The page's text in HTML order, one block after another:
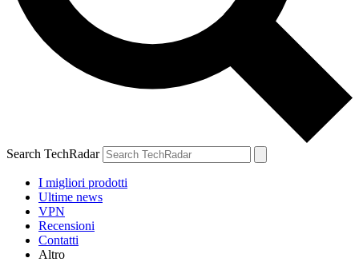
Search TechRadar
I migliori prodotti
Ultime news
VPN
Recensioni
Contatti
Altro